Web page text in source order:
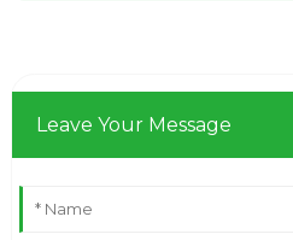
Leave Your Message